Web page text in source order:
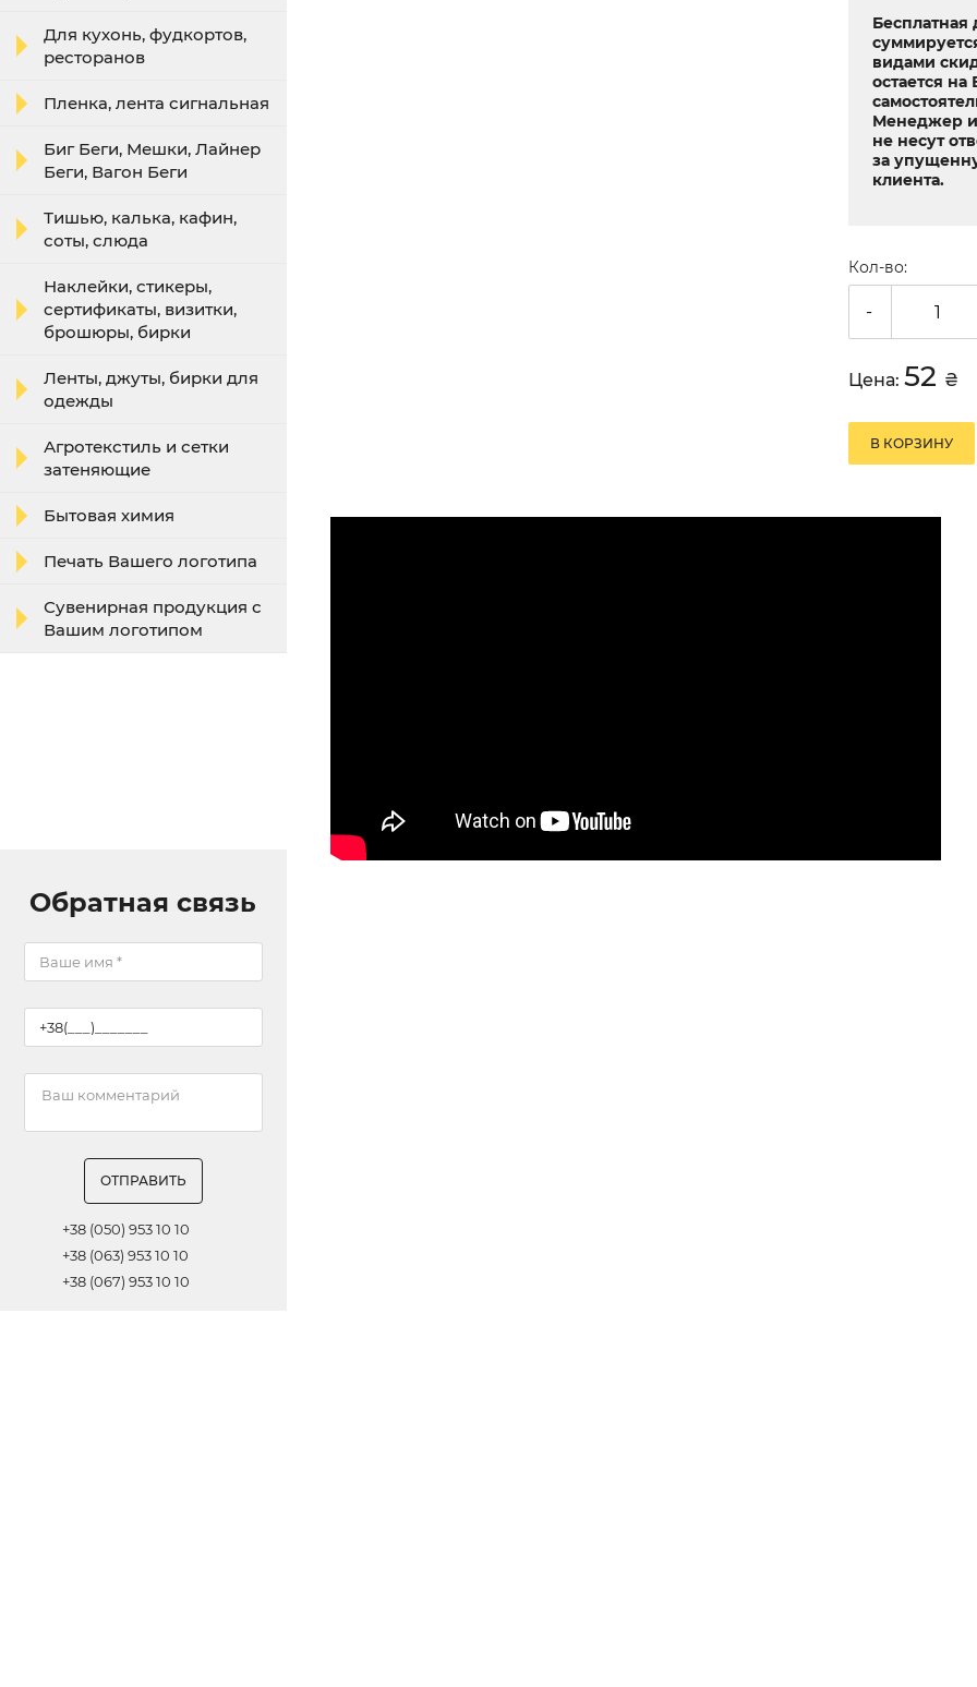
Для кухонь, фудкортов,
ресторанов
Пленка, лента сигнальная
Биг Беги, Мешки, Лайнер
Беги, Вагон Беги
Тишью, калька, кафин,
соты, слюда
Наклейки, стикеры,
сертификаты, визитки,
брошюры, бирки
Ленты, джуты, бирки для
одежды
Агротекстиль и сетки
затеняющие
Бытовая химия
Печать Вашего логотипа
Сувенирная продукция с
Вашим логотипом
Обратная связь
ОТПРАВИТЬ
+38 (050) 953 10 10
+38 (063) 953 10 10
+38 (067) 953 10 10
Бесплатная
видами
остается на
Менеджер
не несут
за
клиента.
Кол-во:
-
Цена: 52 ₴
В КОРЗИНУ